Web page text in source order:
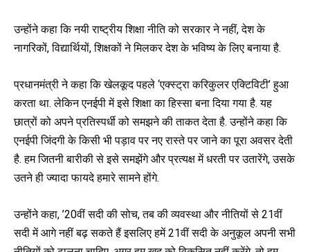
उन्होंने कहा कि नयी राष्ट्रीय शिक्षा नीति को सरकार ने नहीं, देश के
नागरिकों, विद्यार्थियों, शिक्षकों ने मिलकर देश के भविष्य के लिए बनाया है.
प्रधानमंत्री ने कहा कि खेलकूद पहले ‘एक्स्ट्रा करिकुलर एक्टिविटी’ हुआ
करता था. लेकिन एनईपी में इसे शिक्षा का हिस्सा बना दिया गया है. यह
छात्रों को अपने प्रतिस्पर्धी को समझने की ताकत देता है. उन्होंने कहा कि
एनईपी जिंदगी के किसी भी पड़ाव पर नए रास्ते पर जाने का पूरा अवसर देती
है. हम जितनी बारीकी से इसे समझेंगे और प्रत्यक्ष में धरती पर उतारेंगे, उसके
उतने ही ज्यादा फायदे हमारे सामने होंगे.
उन्होंने कहा, ’20वीं सदी की सोच, तब की व्यवस्था और नीतियों से 21वीं
सदी में आगे नहीं बढ़ सकते हैं इसलिए हमें 21वीं सदी के अनुकूल अपनी सभी